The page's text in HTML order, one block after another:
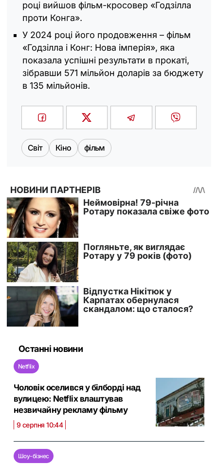
році вийшов фільм-кросовер «Годзілла
проти Конга».
У 2024 році його продовження – фільм
«Годзілла і Конг: Нова імперія», яка
показала успішні результати в прокаті,
зібравши 571 мільйон доларів за бюджету
в 135 мільйонів.
Світ Кіно фільм
Останні новини
Netflix
Чоловік оселився у білборді над
вулицею: Netflix влаштував
незвичайну рекламу фільму
9 серпня 10:44
Шоу-бізнес